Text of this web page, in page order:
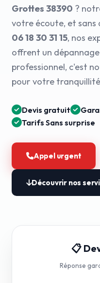
Grottes 38390 ?
votre écoute, et sans
06 18 30 31 15, nos
offrent un
professionnel, c'est
pour votre
Devis gratuit
Tarifs Sans surprise
Appel urgent
Découvrir nos
📋
Réponse